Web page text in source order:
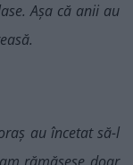
Așa că anii au
au încetat să-l